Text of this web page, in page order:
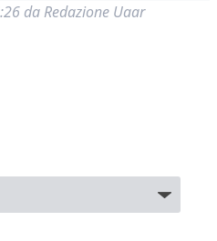
da Redazione Uaar